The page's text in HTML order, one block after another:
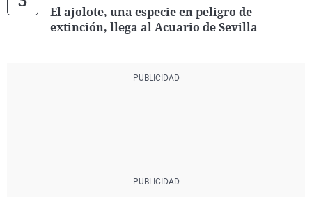
El ajolote, una especie en peligro de
extinción, llega al Acuario de Sevilla